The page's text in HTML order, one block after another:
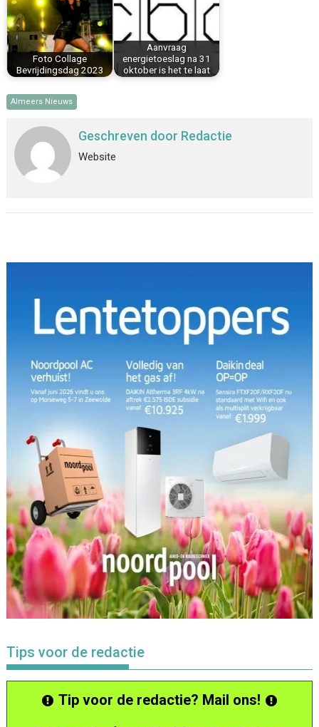
Foto Collage
Bevrijdingsdag 2023
Aanvraag
energietoeslag na 31
oktober is het te laat
Almeers Nieuws
Geschreven door Redactie
Website
Tips voor de redactie
Tip voor de redactie? Mail ons!